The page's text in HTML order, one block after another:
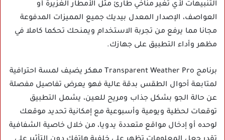
التنبيهات لأي تغير مناخي طارئ مثل الأمطار الغزيرة أو
العواصف، الإصدار المعدل بيديك جميع المميزات المدفوعة
مجانا مما يرفع من تجربة الاستخدام ويمنحك تحكما كاملا في
مظهر وأداء التطبيق على جهازك.
برنامج Transparent Weather Pro مهكر يضيف لمسة احترافية
لمتابعة أحوال الطقس بدقة عالية فهو يعرض تفاصيل مفصلة
عن حالة الجو بشكل جذاب ومريح للعين، يشمل التطبيق
توقعات لحظية ويومية وأسبوعية مع إمكانية تحديد موقعك
لوحده أو إدخال مواقع متعددة يدويا، من خلال خاصية الشفافية